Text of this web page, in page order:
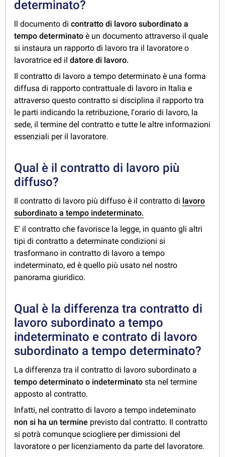
determinato?
ll documento dicontratto di lavoro subordinato a
tempo determinato è un documento attraverso il quale
si instaura un rapporto di lavoro tra il lavoratore o
lavoratrice ed ildatore di lavoro.
Il contratto di lavoro a tempo determinato è una forma
diffusa di rapporto contrattuale di lavoro in Italia e
attraverso questo contratto si disciplina il rapporto tra
le parti indicando la retribuzione, l'orario di lavoro, la
sede, il termine del contratto e tutte le altre informazioni
essenziali per il lavoratore.
Qual è il contratto di lavoro più
diffuso?
Il contratto di lavoro più diffuso è il contratto di lavoro
subordinato a tempo indeterminato.
E' il contratto che favorisce la legge, in quanto gli altri
tipi di contratto a determinate condizioni si
trasformano in contratto di lavoro a tempo
indeterminato, ed è quello più usato nel nostro
panorama giuridico.
Qual è la differenza tra contratto di
lavoro subordinato a tempo
indeterminato e contrato di lavoro
subordinato a tempo determinato?
La differenza tra il contratto di lavoro subordinato a
tempo determinato o indeterminato sta nel termine
apposto al contratto.
Infatti, nel contratto di lavoro a tempo indeteminato
non si ha un termine previsto dal contratto. Il contratto
si potrà comunque sciogliere per dimissioni del
lavoratore o per licenziamento da parte del lavoratore.